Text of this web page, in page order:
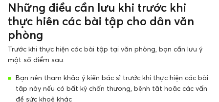
Những điều cần lưu khi trước khi
thực hiên các bài tập cho dân văn
phòng
Trước khi thực hiện các bài tập tại văn phòng, bạn cần lưu ý
một số điểm sau:
Bạn nên tham khảo ý kiến bác sĩ trước khi thực hiện các bài
tập này nếu có bất kỳ chấn thương, bệnh tật hoặc các vấn
đề sức khoẻ khác